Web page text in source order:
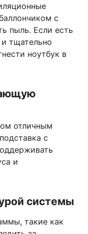
с
пыль. Если есть
тщательно
ноутбук в
отличным
с
и
системы
такие как